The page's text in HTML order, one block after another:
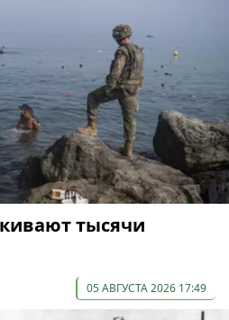
тысячи
05 АВГУСТА 2026 17:49